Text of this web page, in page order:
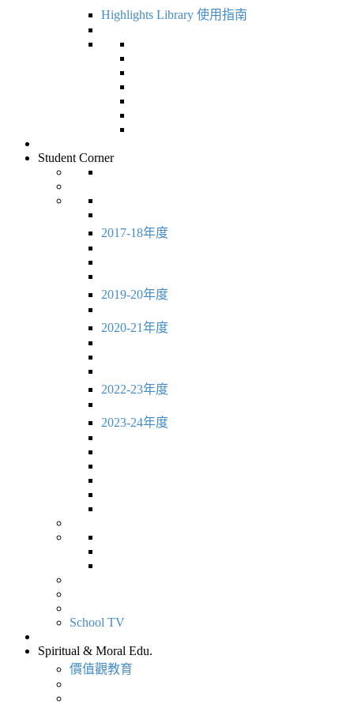
Highlights Library 使用指南
Student Corner
2017-18年度
2019-20年度
2020-21年度
2022-23年度
2023-24年度
School TV
Spiritual & Moral Edu.
價值觀教育